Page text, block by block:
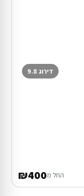
דירוג 9.8
החל מ₪400